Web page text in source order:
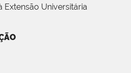
Extensão Universitária